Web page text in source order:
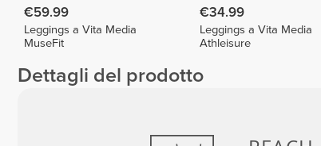
€59.99
Leggings a Vita Media
MuseFit
€34.99
Leggings a Vita Media
Athleisure
Dettagli del prodotto